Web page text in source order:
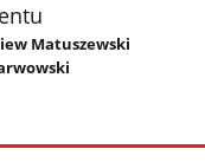
Matuszewski